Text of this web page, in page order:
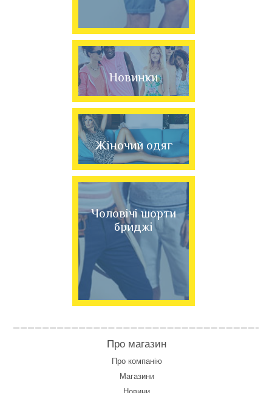
Новинки
Жіночий одяг
Чоловічі шорти
бриджі
Про магазин
Про компанію
Магазини